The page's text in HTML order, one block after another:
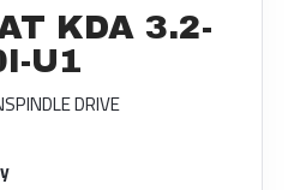
KDA 3.2-
U1
DRIVE